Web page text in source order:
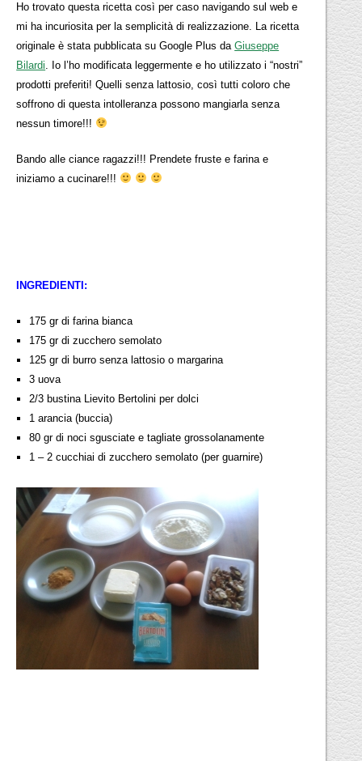
Ho trovato questa ricetta così per caso navigando sul web e
mi ha incuriosita per la semplicità di realizzazione. La ricetta
originale è stata pubblicata su Google Plus daGiuseppe
Bilardi. Io l’ho modificata leggermente e ho utilizzato i “nostri”
prodotti preferiti! Quelli senza lattosio, così tutti coloro che
soffrono di questa intolleranza possono mangiarla senza
nessun timore!!!
Bando alle ciance ragazzi!!! Prendete fruste e farina e
iniziamo a cucinare!!!
INGREDIENTI:
175 gr di farina bianca
175 gr di zucchero semolato
125 gr di burro senza lattosio o margarina
3 uova
2/3 bustina Lievito Bertolini per dolci
1 arancia (buccia)
80 gr di noci sgusciate e tagliate grossolanamente
1 – 2 cucchiai di zucchero semolato (per guarnire)